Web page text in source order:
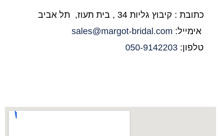
כתובת : קיבוץ גליות 34 , בית תעוז, תל אביב
אימייל: sales@margot-bridal.com
טלפון: 050-9142203